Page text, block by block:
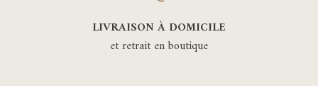
LIVRAISON À DOMICILE
et retrait en boutique